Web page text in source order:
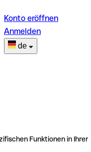
Konto eröffnen
Anmelden
de
Funktionen in Ihrer